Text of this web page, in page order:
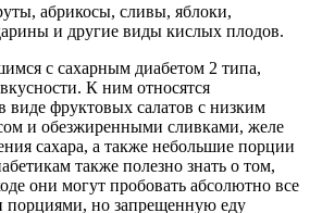
абрикосы, сливы, яблоки,
и другие виды кислых плодов.
с сахарным диабетом 2 типа,
К ним относятся
виде фруктовых салатов с низким
и обезжиренными сливками, желе
сахара, а также небольшие порции
также полезно знать о том,
они могут пробовать абсолютно все
но запрещенную еду